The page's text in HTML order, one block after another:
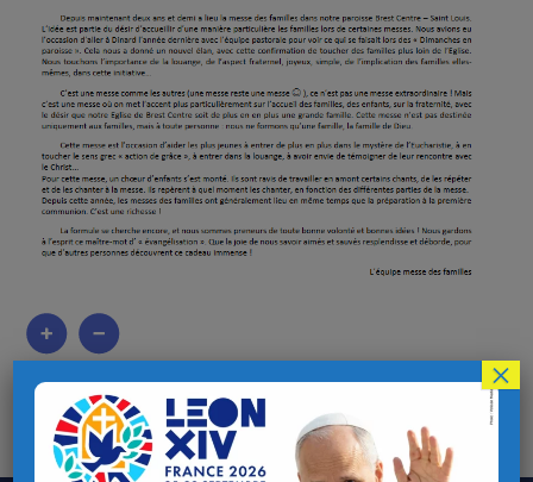
Veuillez trouver ci-dessous la FIP du 18 février :
fip-18-fevrier-2024 Télécharger
×